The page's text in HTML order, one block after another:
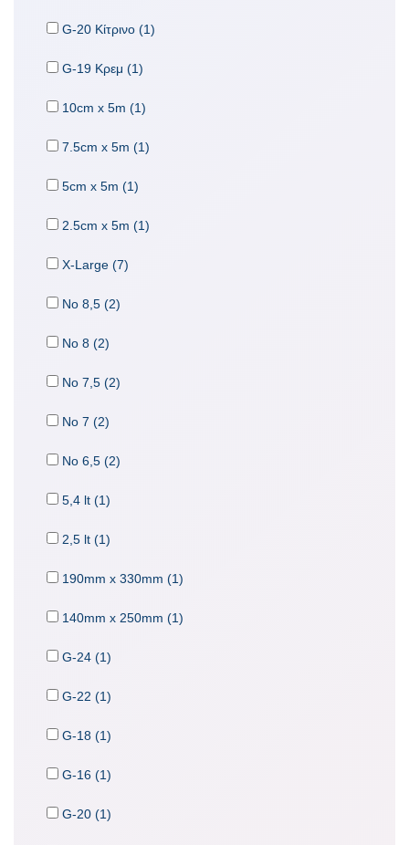
G-20 Κίτρινο (1)
G-19 Κρεμ (1)
10cm x 5m (1)
7.5cm x 5m (1)
5cm x 5m (1)
2.5cm x 5m (1)
X-Large (7)
No 8,5 (2)
No 8 (2)
No 7,5 (2)
No 7 (2)
No 6,5 (2)
5,4 lt (1)
2,5 lt (1)
190mm x 330mm (1)
140mm x 250mm (1)
G-24 (1)
G-22 (1)
G-18 (1)
G-16 (1)
G-20 (1)